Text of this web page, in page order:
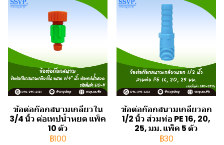
ข้อต่อก๊อกสนามเกลียวใน
3/4 นิ้ว ต่อเทปน้ำหยด แพ็ค
10 ตัว
฿100
ข้อต่อก๊อกสนามเกลียวอก
1/2 นิ้ว ส่วมท่อ PE 16, 20,
25, มม. แพ็ค 5 ตัว
฿30